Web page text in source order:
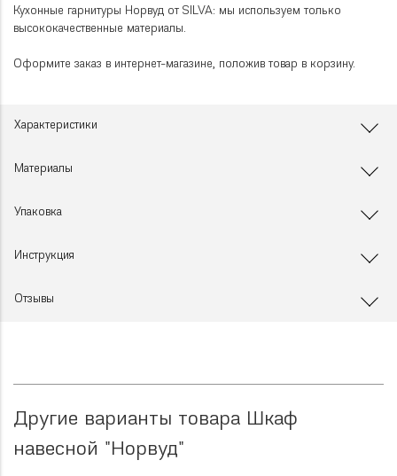
Кухонные гарнитуры Норвуд от SILVA: мы используем только
высококачественные материалы.
Оформите заказ в интернет-магазине, положив товар в корзину.
Характеристики
Материалы
Упаковка
Инструкция
Отзывы
Другие варианты товара Шкаф
навесной "Норвуд"